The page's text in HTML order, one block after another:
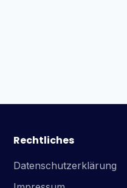
Rechtliches
Datenschutzerklärung